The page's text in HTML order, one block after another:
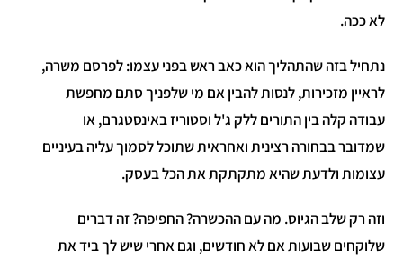
לא ככה.
נתחיל בזה שהתהליך הוא כאב ראש בפני עצמו: לפרסם משרה,
לראיין מזכירות, לנסות להבין אם מי שלפניך סתם מחפשת
עבודה קלה בין התורים ללק ג'ל וסטוריז באינסטגרם, או
שמדובר בבחורה רצינית ואחראית שתוכל לסמוך עליה בעיניים
עצומות ולדעת שהיא מתקתקת את הכל בעסק.
וזה רק שלב הגיוס. מה עם ההכשרה? החפיפה? זה דברים
שלוקחים שבועות אם לא חודשים, וגם אחרי שיש לך ביד את